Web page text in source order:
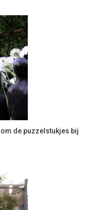
om de puzzelstukjes bij